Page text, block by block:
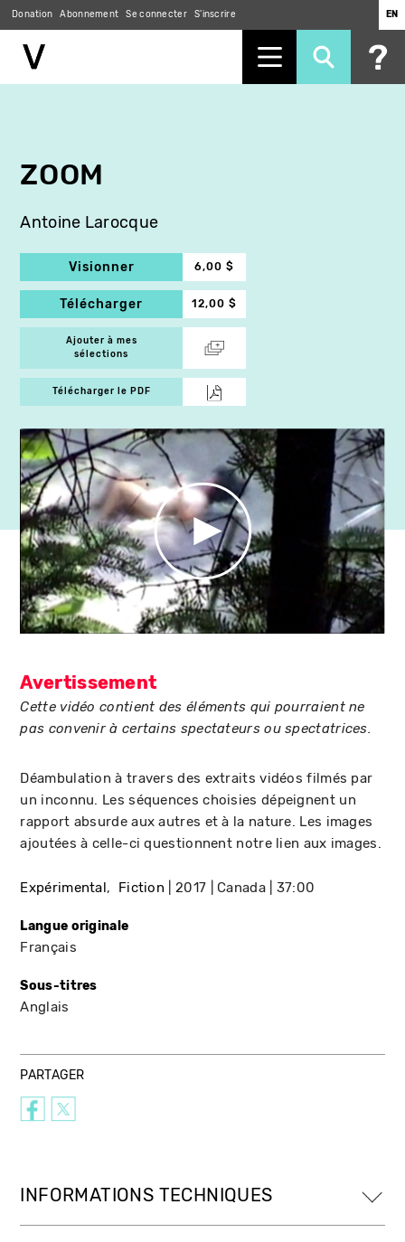
Donation Abonnement Se connecter S'inscrire EN
ZOOM
Antoine Larocque
Visionner 6,00 $
Télécharger 12,00 $
Ajouter à mes
sélections
Télécharger le PDF
Avertissement
Cette vidéo contient des éléments qui pourraient ne
pas convenir à certains spectateurs ou spectatrices.
Déambulation à travers des extraits vidéos filmés par
un inconnu. Les séquences choisies dépeignent un
rapport absurde aux autres et à la nature. Les images
ajoutées à celle-ci questionnent notre lien aux images.
Expérimental Fiction 2017 Canada 37:00
Langue originale
Français
Sous-titres
Anglais
PARTAGER
INFORMATIONS TECHNIQUES